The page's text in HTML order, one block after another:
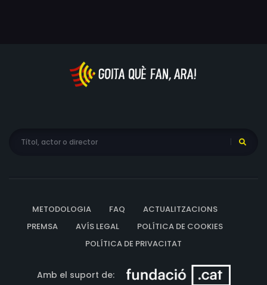
ordres. Però Slim i Tom s'enfrontaran a Ormond.
METODOLOGIA FAQ
ACTUALITZACIONS
PREMSA
AVÍS LEGAL
POLÍTICA DE COOKIES
POLÍTICA DE PRIVACITAT
Amb el suport de: